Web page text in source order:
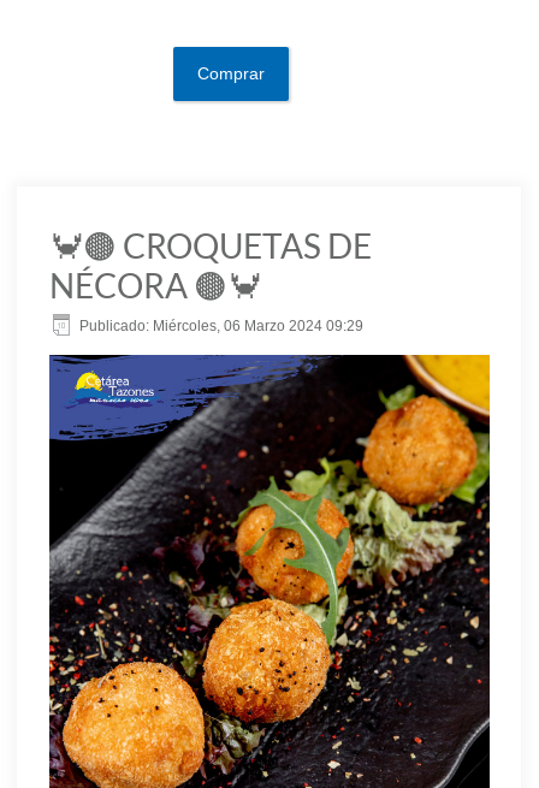
Comprar
🦀🟤 CROQUETAS DE
NÉCORA 🟤🦀
Publicado: Miércoles, 06 Marzo 2024 09:29